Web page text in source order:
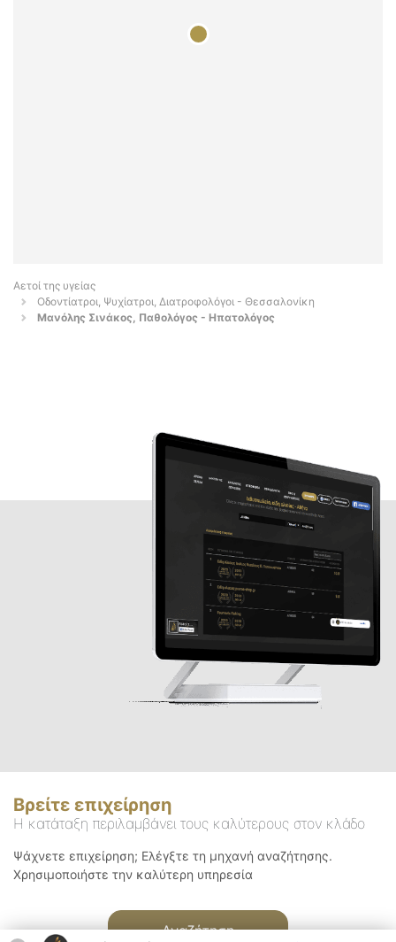
Αετοί της υγείας
Οδοντίατροι, Ψυχίατροι, Διατροφολόγοι - Θεσσαλονίκη
Μανόλης Σινάκος, Παθολόγος - Ηπατολόγος
Βρείτε επιχείρηση
Η κατάταξη περιλαμβάνει τους καλύτερους στον κλάδο
Ψάχνετε επιχείρηση; Ελέγξτε τη μηχανή αναζήτησης.
Χρησιμοποιήστε την καλύτερη υπηρεσία
Αναζήτηση